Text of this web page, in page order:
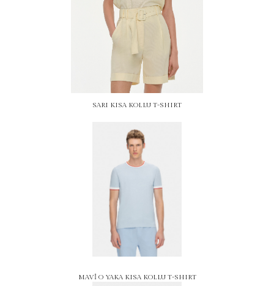
SARI KISA KOLLU T-SHIRT
MAVİ O YAKA KISA KOLLU T-SHIRT